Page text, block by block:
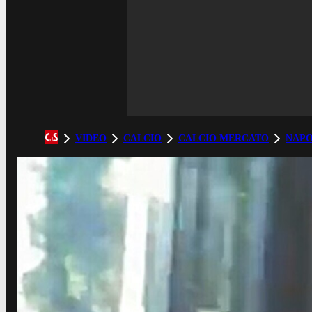
VIDEO CALCIO CALCIO MERCATO